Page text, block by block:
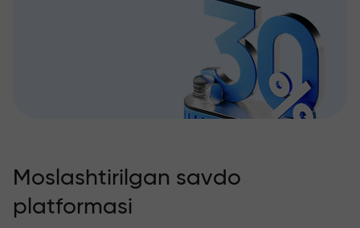
Moslashtirilgan savdo
platformasi